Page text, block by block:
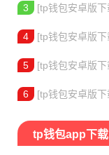
3 [tp钱包安卓版下
4 [tp钱包安卓版下
5 [tp钱包安卓版下
6 [tp钱包安卓版下
tp钱包app下载